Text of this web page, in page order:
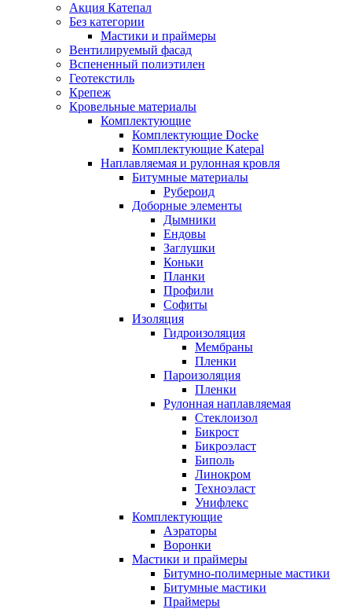
Акция Катепал
Без категории
Мастики и праймеры
Вентилируемый фасад
Вспененный полиэтилен
Геотекстиль
Крепеж
Кровельные материалы
Комплектующие
Комплектующие Docke
Комплектующие Katepal
Наплавляемая и рулонная кровля
Битумные материалы
Рубероид
Доборные элементы
Дымники
Ендовы
Заглушки
Коньки
Планки
Профили
Софиты
Изоляция
Гидроизоляция
Мембраны
Пленки
Пароизоляция
Пленки
Рулонная наплавляемая
Cтеклоизол
Бикрост
Бикроэласт
Биполь
Линокром
Техноэласт
Унифлекс
Комплектующие
Аэраторы
Воронки
Мастики и праймеры
Битумно-полимерные мастики
Битумные мастики
Праймеры